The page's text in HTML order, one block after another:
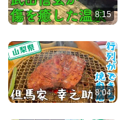
8:15
8:04